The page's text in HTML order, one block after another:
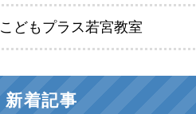
こどもプラス若宮教室
新着記事